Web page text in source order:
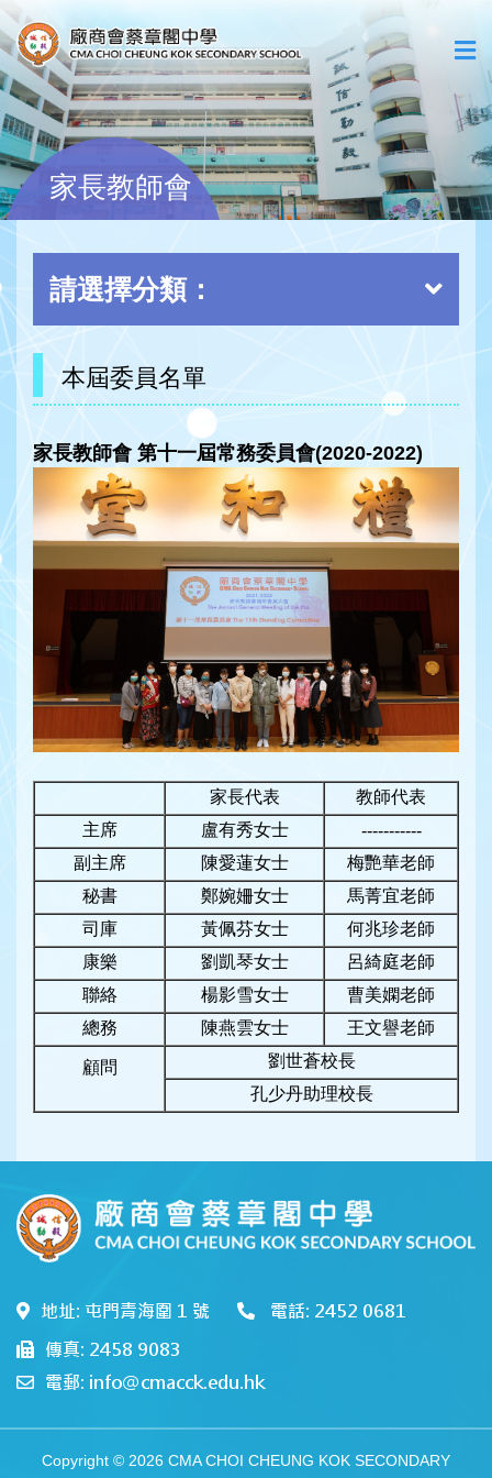
家長教師會
請選擇分類：
本屆委員名單
家長教師會 第十一屆常務委員會(2020-2022)
家長代表
教師代表
主席
盧有秀女士
-----------
副主席
陳愛蓮女士
梅艷華老師
秘書
鄭婉姍女士
馬菁宜老師
司庫
黃佩芬女士
何兆珍老師
康樂
劉凱琴女士
呂綺庭老師
聯絡
楊影雪女士
曹美嫻老師
總務
陳燕雲女士 王文譽老師
顧問
劉世蒼校長
孔少丹助理校長
地址: 屯門青海圍 1 號
電話: 2452 0681
傳真: 2458 9083
電郵: info@cmacck.edu.hk
Copyright © 2026 CMA CHOI CHEUNG KOK SECONDARY